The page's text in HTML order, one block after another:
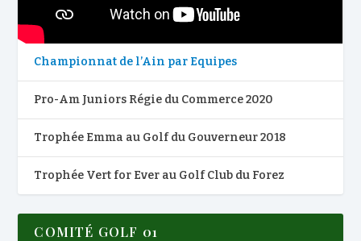
Championnat de l’Ain par Equipes
Pro-Am Juniors Régie du Commerce 2020
Trophée Emma au Golf du Gouverneur 2018
Trophée Vert for Ever au Golf Club du Forez
COMITÉ GOLF 01